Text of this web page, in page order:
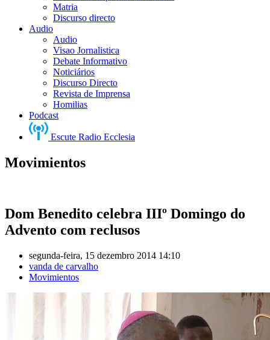
Matria
Discurso directo
Audio
Audio
Visao Jornalistica
Debate Informativo
Noticiários
Discurso Directo
Revista de Imprensa
Homilias
Podcast
Escute Radio Ecclesia
Movimientos
Dom Benedito celebra IIIº Domingo do
Advento com reclusos
segunda-feira, 15 dezembro 2014 14:10
vanda de carvalho
Movimientos